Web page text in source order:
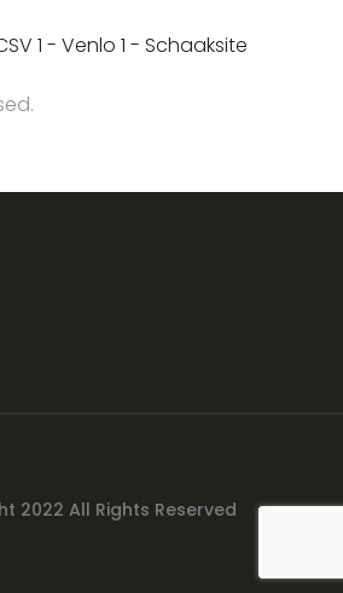
1 - Venlo 1 - Schaaksite
2022 All Rights Reserved